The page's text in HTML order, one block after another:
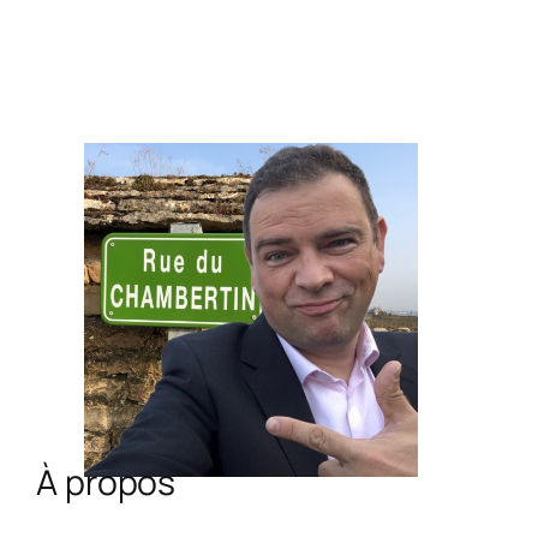
À propos